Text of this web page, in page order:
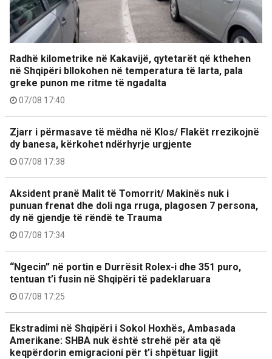
Radhë kilometrike në Kakavijë, qytetarët që kthehen
në Shqipëri bllokohen në temperatura të larta, pala
greke punon me ritme të ngadalta
07/08 17:40
Zjarr i përmasave të mëdha në Klos/ Flakët rrezikojnë
dy banesa, kërkohet ndërhyrje urgjente
07/08 17:38
Aksident pranë Malit të Tomorrit/ Makinës nuk i
punuan frenat dhe doli nga rruga, plagosen 7 persona,
dy në gjendje të rëndë te Trauma
07/08 17:34
“Ngecin” në portin e Durrësit Rolex-i dhe 351 puro,
tentuan t’i fusin në Shqipëri të padeklaruara
07/08 17:25
Ekstradimi në Shqipëri i Sokol Hoxhës, Ambasada
Amerikane: SHBA nuk është strehë për ata që
keqpërdorin emigracioni për t’i shpëtuar ligjit